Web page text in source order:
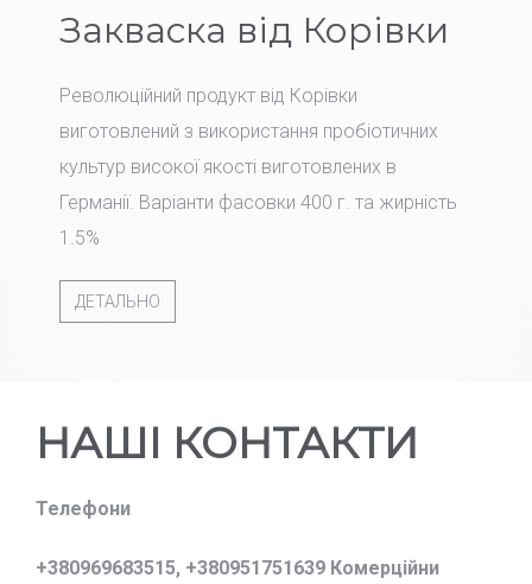
Закваска від Корівки
Революційний продукт від Корівки
виготовлений з використання пробіотичних
культур високої якості виготовлених в
Германії. Варіанти фасовки 400 г. та жирність
1.5%
ДЕТАЛЬНО
НАШІ КОНТАКТИ
Телефони
+380969683515, +380951751639 Комерційни